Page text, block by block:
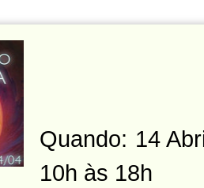
Quando: 14
10h às 18h